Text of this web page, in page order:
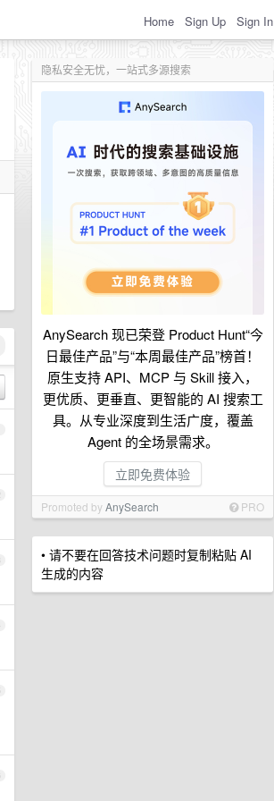
Home Sign Up Sign In
隐私安全无忧，一站式多源搜索
AnySearch 现已荣登 Product Hunt“今
日最佳产品”与“本周最佳产品”榜首！
原生支持 API、MCP 与 Skill 接入，
更优质、更垂直、更智能的 AI 搜索工
具。从专业深度到生活广度，覆盖
Agent 的全场景需求。
立即免费体验
Promoted byAnySearch PRO
• 请不要在回答技术问题时复制粘贴 AI
生成的内容